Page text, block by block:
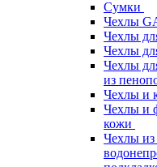
Сумки
Чехлы
Чехлы
Чехлы
Чехлы
из
Чехлы и
Чехлы и
кожи
Чехлы из